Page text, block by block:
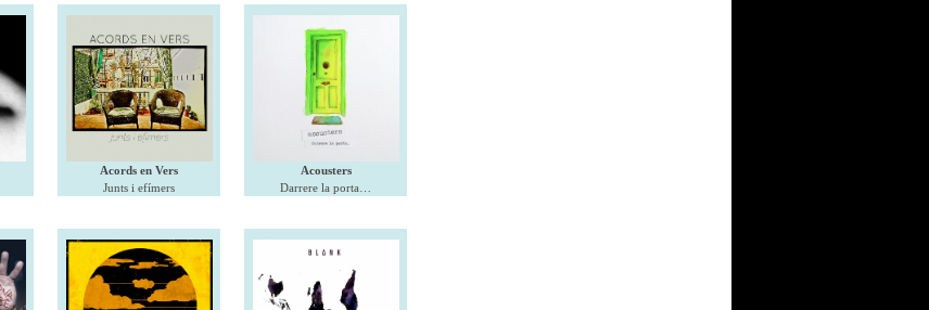
Acords en Vers
Junts i efímers
Acousters
Darrere la porta…